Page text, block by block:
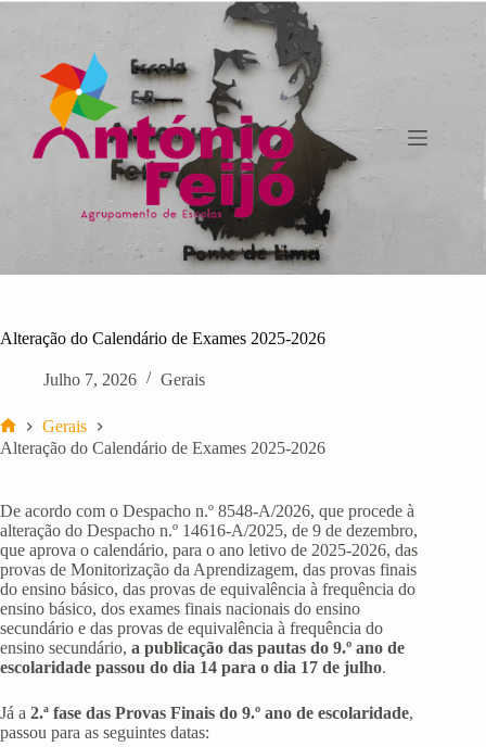
Pular
para
conteúdo
Alteração do Calendário de Exames 2025-2026
Julho 7, 2026 Gerais
Início
Gerais
Alteração do Calendário de Exames 2025-2026
De acordo com o Despacho n.º 8548-A/2026, que procede à
alteração do Despacho n.º 14616-A/2025, de 9 de dezembro,
que aprova o calendário, para o ano letivo de 2025-2026, das
provas de Monitorização da Aprendizagem, das provas finais
do ensino básico, das provas de equivalência à frequência do
ensino básico, dos exames finais nacionais do ensino
secundário e das provas de equivalência à frequência do
ensino secundário, a publicação das pautas do 9.º ano de
escolaridade passou do dia 14 para o dia 17 de julho.
Já a 2.ª fase das Provas Finais do 9.º ano de escolaridade,
passou para as seguintes datas: